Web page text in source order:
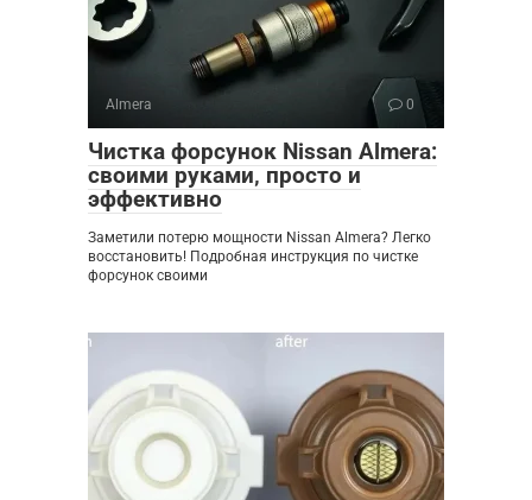
Almera 0
Чистка форсунок Nissan Almera:
своими руками‚ просто и
эффективно
Заметили потерю мощности Nissan Almera? Легко
восстановить! Подробная инструкция по чистке
форсунок своими